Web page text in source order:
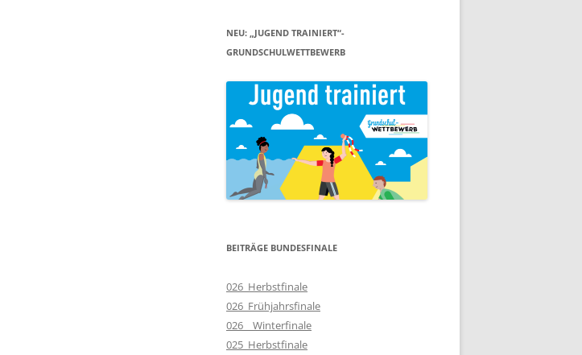
NEU: „JUGEND TRAINIERT“-
GRUNDSCHULWETTBEWERB
BEITRÄGE BUNDESFINALE
026_Herbstfinale
026_Frühjahrsfinale
026__Winterfinale
025_Herbstfinale